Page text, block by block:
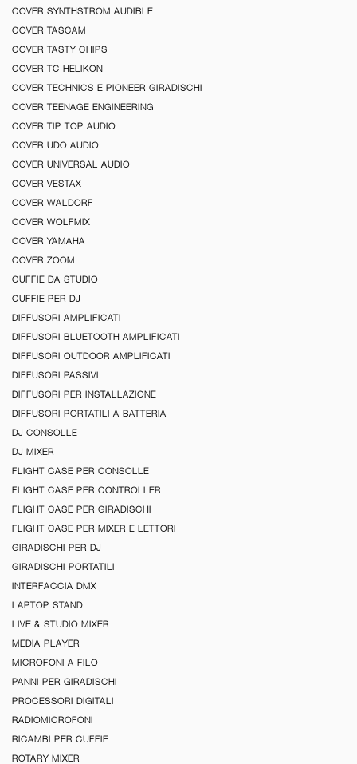
COVER SYNTHSTROM AUDIBLE
COVER TASCAM
COVER TASTY CHIPS
COVER TC HELIKON
COVER TECHNICS E PIONEER GIRADISCHI
COVER TEENAGE ENGINEERING
COVER TIP TOP AUDIO
COVER UDO AUDIO
COVER UNIVERSAL AUDIO
COVER VESTAX
COVER WALDORF
COVER WOLFMIX
COVER YAMAHA
COVER ZOOM
CUFFIE DA STUDIO
CUFFIE PER DJ
DIFFUSORI AMPLIFICATI
DIFFUSORI BLUETOOTH AMPLIFICATI
DIFFUSORI OUTDOOR AMPLIFICATI
DIFFUSORI PASSIVI
DIFFUSORI PER INSTALLAZIONE
DIFFUSORI PORTATILI A BATTERIA
DJ CONSOLLE
DJ MIXER
FLIGHT CASE PER CONSOLLE
FLIGHT CASE PER CONTROLLER
FLIGHT CASE PER GIRADISCHI
FLIGHT CASE PER MIXER E LETTORI
GIRADISCHI PER DJ
GIRADISCHI PORTATILI
INTERFACCIA DMX
LAPTOP STAND
LIVE & STUDIO MIXER
MEDIA PLAYER
MICROFONI A FILO
PANNI PER GIRADISCHI
PROCESSORI DIGITALI
RADIOMICROFONI
RICAMBI PER CUFFIE
ROTARY MIXER